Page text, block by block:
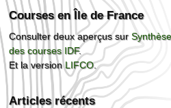
Courses en Île de France
Consulter deux aperçus sur
des courses IDF.
Et la versionLIFCO.
Articles récents